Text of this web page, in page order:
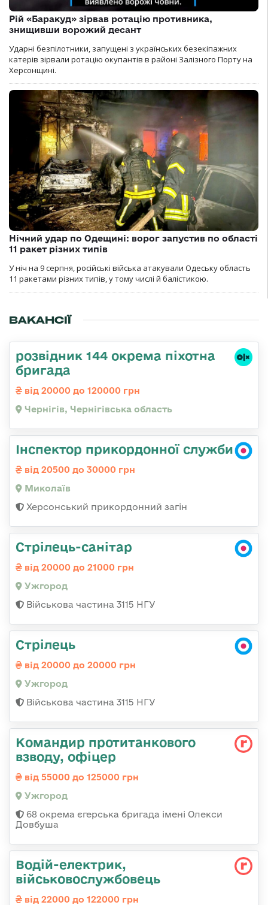
Рій «Баракуд» зірвав ротацію противника,
знищивши ворожий десант
Ударні безпілотники, запущені з українських безекіпажних
катерів зірвали ротацію окупантів в районі Залізного Порту на
Херсонщині.
Нічний удар по Одещині: ворог запустив по області
11 ракет різних типів
У ніч на 9 серпня, російські війська атакували Одеську область
11 ракетами різних типів, у тому числі й балістикою.
ВАКАНСІЇ
розвідник 144 окрема піхотна
бригада
від 20000 до 120000 грн
Чернігів, Чернігівська область
Інспектор прикордонної служби
від 20500 до 30000 грн
Миколаїв
Херсонський прикордонний загін
Стрілець-санітар
від 20000 до 21000 грн
Ужгород
Військова частина 3115 НГУ
Стрілець
від 20000 до 20000 грн
Ужгород
Військова частина 3115 НГУ
Командир протитанкового
взводу, офіцер
від 55000 до 125000 грн
Ужгород
68 окрема єгерська бригада імені Олекси
Довбуша
Водій-електрик,
військовослужбовець
від 22000 до 122000 грн